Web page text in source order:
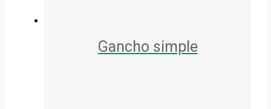
Gancho simple